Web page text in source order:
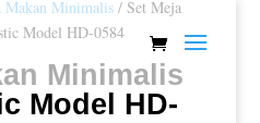
Makan Minimalis/ Set Meja
Model HD-0584
Minimalis
Model HD-